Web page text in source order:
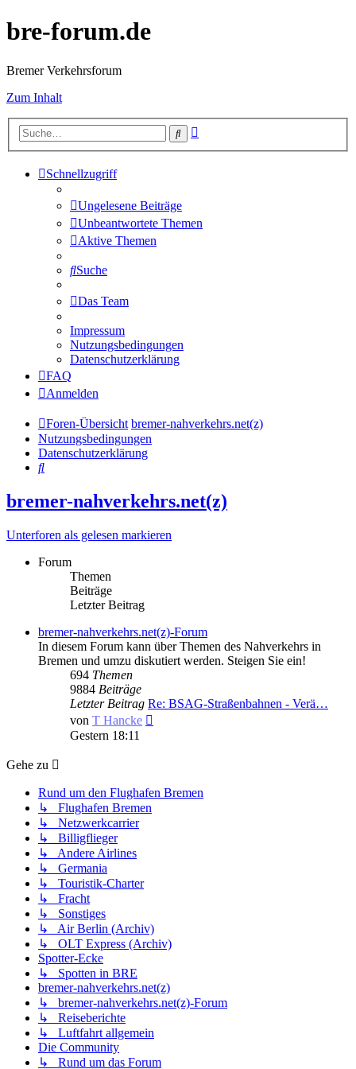
bre-forum.de
Bremer Verkehrsforum
Zum Inhalt
Suche
Schnellzugriff
Ungelesene Beiträge
Unbeantwortete Themen
Aktive Themen
Suche
Das Team
Impressum
Nutzungsbedingungen
Datenschutzerklärung
FAQ
Anmelden
Foren-Übersicht bremer-nahverkehrs.net(z)
Nutzungsbedingungen
Datenschutzerklärung
Suche
bremer-nahverkehrs.net(z)
Unterforen als gelesen markieren
Forum
Themen
Beiträge
Letzter Beitrag
bremer-nahverkehrs.net(z)-Forum
In diesem Forum kann über Themen des Nahverkehrs in
Bremen und umzu diskutiert werden. Steigen Sie ein!
694 Themen
9884 Beiträge
Letzter Beitrag Re: BSAG-Straßenbahnen - Verä…
von T Hancke
Gestern 18:11
Gehe zu
Rund um den Flughafen Bremen
↳ Flughafen Bremen
↳ Netzwerkcarrier
↳ Billigflieger
↳ Andere Airlines
↳ Germania
↳ Touristik-Charter
↳ Fracht
↳ Sonstiges
↳ Air Berlin (Archiv)
↳ OLT Express (Archiv)
Spotter-Ecke
↳ Spotten in BRE
bremer-nahverkehrs.net(z)
↳ bremer-nahverkehrs.net(z)-Forum
↳ Reiseberichte
↳ Luftfahrt allgemein
Die Community
↳ Rund um das Forum